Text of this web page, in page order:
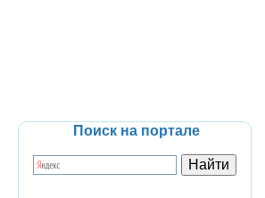
Поиск на портале